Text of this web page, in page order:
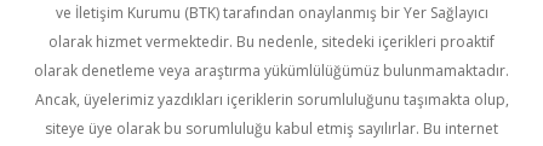
ve İletişim Kurumu (BTK) tarafından onaylanmış bir Yer Sağlayıcı
olarak hizmet vermektedir. Bu nedenle, sitedeki içerikleri proaktif
olarak denetleme veya araştırma yükümlülüğümüz bulunmamaktadır.
Ancak, üyelerimiz yazdıkları içeriklerin sorumluluğunu taşımakta olup,
siteye üye olarak bu sorumluluğu kabul etmiş sayılırlar. Bu internet